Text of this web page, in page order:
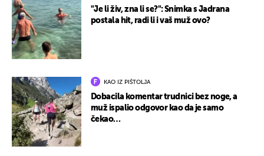
"Je li živ, zna li se?": Snimka s Jadrana
postala hit, radi li i vaš muž ovo?
KAO IZ PIŠTOLJA
Dobacila komentar trudnici bez noge, a
muž ispalio odgovor kao da je samo
čekao…